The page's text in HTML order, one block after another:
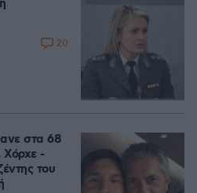
20
στα 68
Χόρχε -
του